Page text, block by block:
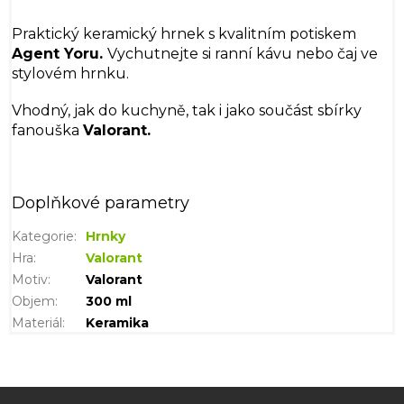
Praktický keramický hrnek s kvalitním potiskem
Agent Yoru. Vychutnejte si ranní kávu nebo čaj ve
stylovém hrnku.
Vhodný, jak do kuchyně, tak i jako součást sbírky
fanouška Valorant.
Doplňkové parametry
Kategorie:
Hrnky
Hra:
Valorant
Motiv:
Valorant
Objem:
300 ml
Materiál: Keramika